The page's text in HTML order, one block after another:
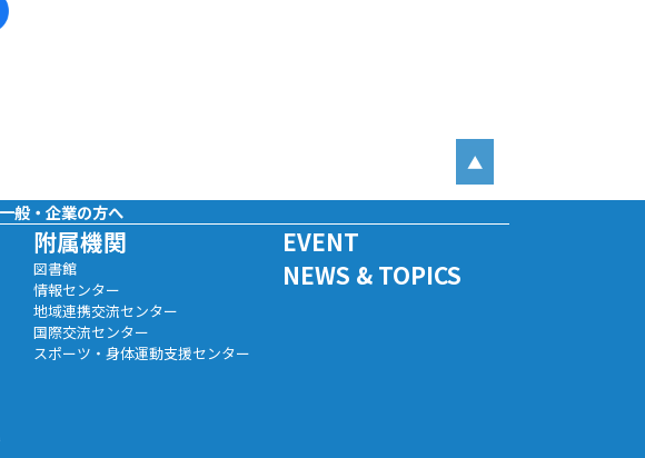
▲
般・企業の方へ
附属機関
図書館
情報センター
地域連携交流センター
国際交流センター
スポーツ・身体運動支援センター
EVENT
NEWS & TOPICS